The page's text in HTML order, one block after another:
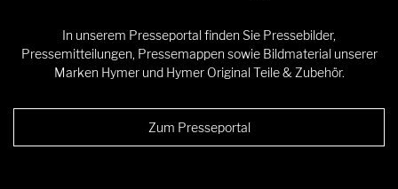
In unserem Presseportal finden Sie Pressebilder,
Pressemitteilungen, Pressemappen sowie Bildmaterial unserer
Marken Hymer und Hymer Original Teile & Zubehör.
Zum Presseportal